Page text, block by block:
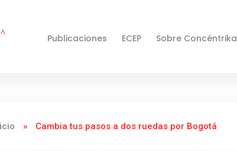
Publicaciones ECEP Sobre Concéntrika
» Cambia tus pasos a dos ruedas por Bogotá